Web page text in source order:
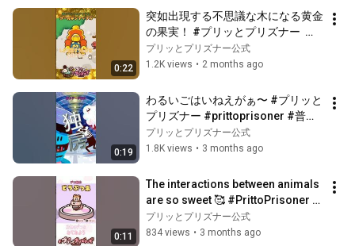
0:22
突如出現する不思議な木になる黄金
の果実！ #プリッとプリズナー
#prittoprisoner #普力多普力茲納
#shorts #ゴールデンアップル #ス
プリッとプリズナー公式
1.2K views • 2 months ago
0:19
わるいごはいねえがぁ〜 #プリッと
プリズナー #prittoprisoner #普力
多普力茲納 #shorts #独房 #ホラー
プリッとプリズナー公式
1.8K views • 3 months ago
0:11
The interactions between animals
are so sweet 🥰 #PrittoPrisoner
#shorts #hamster #fox #duck
#octopus
プリッとプリズナー公式
834 views • 3 months ago